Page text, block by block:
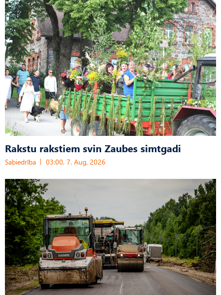
Rakstu rakstiem svin Zaubes simtgadi
Sabiedrība 03:00, 7. Aug, 2026